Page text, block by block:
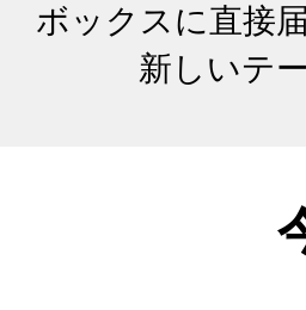
ボックスに直接
新しいテ